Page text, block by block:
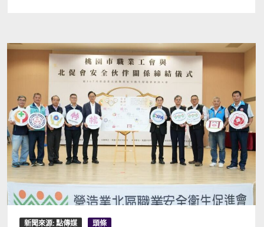
新聞來源: 點傳媒 頭條